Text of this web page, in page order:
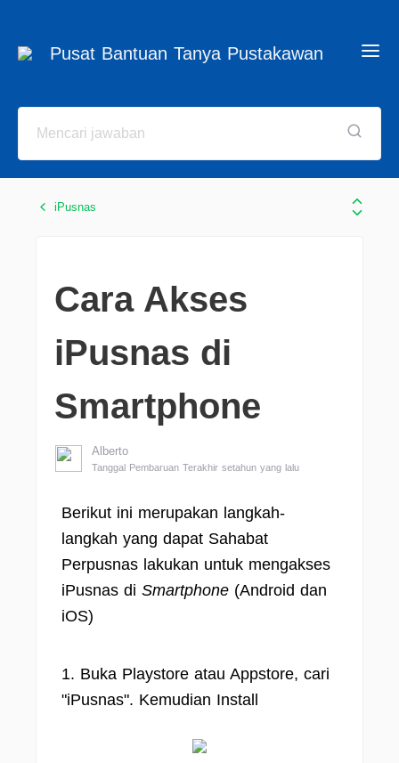
Pusat Bantuan Tanya Pustakawan
iPusnas
Cara Akses
iPusnas di
Smartphone
Alberto
Tanggal Pembaruan Terakhir setahun yang lalu
Berikut ini merupakan langkah-
langkah yang dapat Sahabat
Perpusnas lakukan untuk mengakses
iPusnas di Smartphone (Android dan
iOS)
1. Buka Playstore atau Appstore, cari
"iPusnas". Kemudian Install